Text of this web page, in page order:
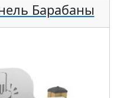
Барабаны